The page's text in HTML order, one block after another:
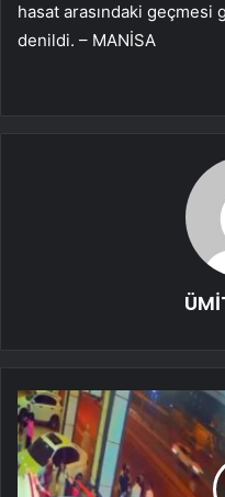
hasat arasındaki
denildi. – MANİSA